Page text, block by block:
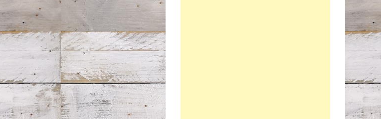
s
t
i
a
n
A
n
e